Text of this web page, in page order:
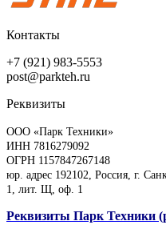
Контакты
+7 (921) 983-5553
post@parkteh.ru
Реквизиты
ООО «Парк Техники»
ИНН 7816279092
ОГРН 1157847267148
юр. адрес 192102, Россия, г.
1, лит. Щ, оф. 1
Реквизиты Парк Техники